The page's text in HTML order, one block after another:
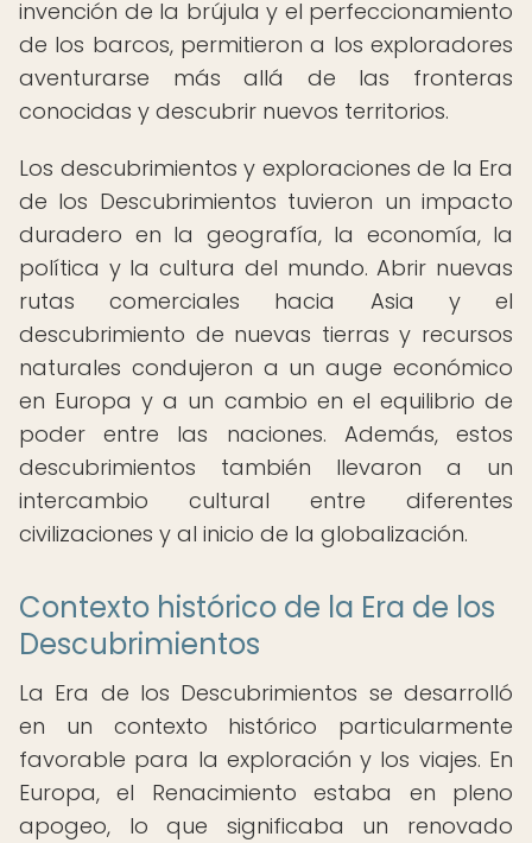
invención de la brújula y el perfeccionamiento
de los barcos, permitieron a los exploradores
aventurarse más allá de las fronteras
conocidas y descubrir nuevos territorios.
Los descubrimientos y exploraciones de la Era
de los Descubrimientos tuvieron un impacto
duradero en la geografía, la economía, la
política y la cultura del mundo. Abrir nuevas
rutas comerciales hacia Asia y el
descubrimiento de nuevas tierras y recursos
naturales condujeron a un auge económico
en Europa y a un cambio en el equilibrio de
poder entre las naciones. Además, estos
descubrimientos también llevaron a un
intercambio cultural entre diferentes
civilizaciones y al inicio de la globalización.
Contexto histórico de la Era de los
Descubrimientos
La Era de los Descubrimientos se desarrolló
en un contexto histórico particularmente
favorable para la exploración y los viajes. En
Europa, el Renacimiento estaba en pleno
apogeo, lo que significaba un renovado